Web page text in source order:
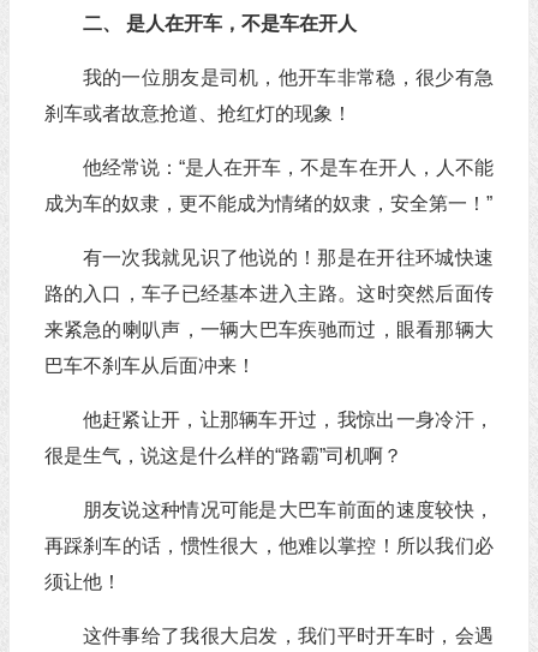
二、 是人在开车，不是车在开人
我的一位朋友是司机，他开车非常稳，很少有急
刹车或者故意抢道、抢红灯的现象！
他经常说：“是人在开车，不是车在开人，人不能
成为车的奴隶，更不能成为情绪的奴隶，安全第一！”
有一次我就见识了他说的！那是在开往环城快速
路的入口，车子已经基本进入主路。这时突然后面传
来紧急的喇叭声，一辆大巴车疾驰而过，眼看那辆大
巴车不刹车从后面冲来！
他赶紧让开，让那辆车开过，我惊出一身冷汗，
很是生气，说这是什么样的“路霸”司机啊？
朋友说这种情况可能是大巴车前面的速度较快，
再踩刹车的话，惯性很大，他难以掌控！所以我们必
须让他！
这件事给了我很大启发，我们平时开车时，会遇